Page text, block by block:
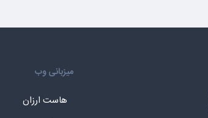
میزبانی وب
هاست ارزان